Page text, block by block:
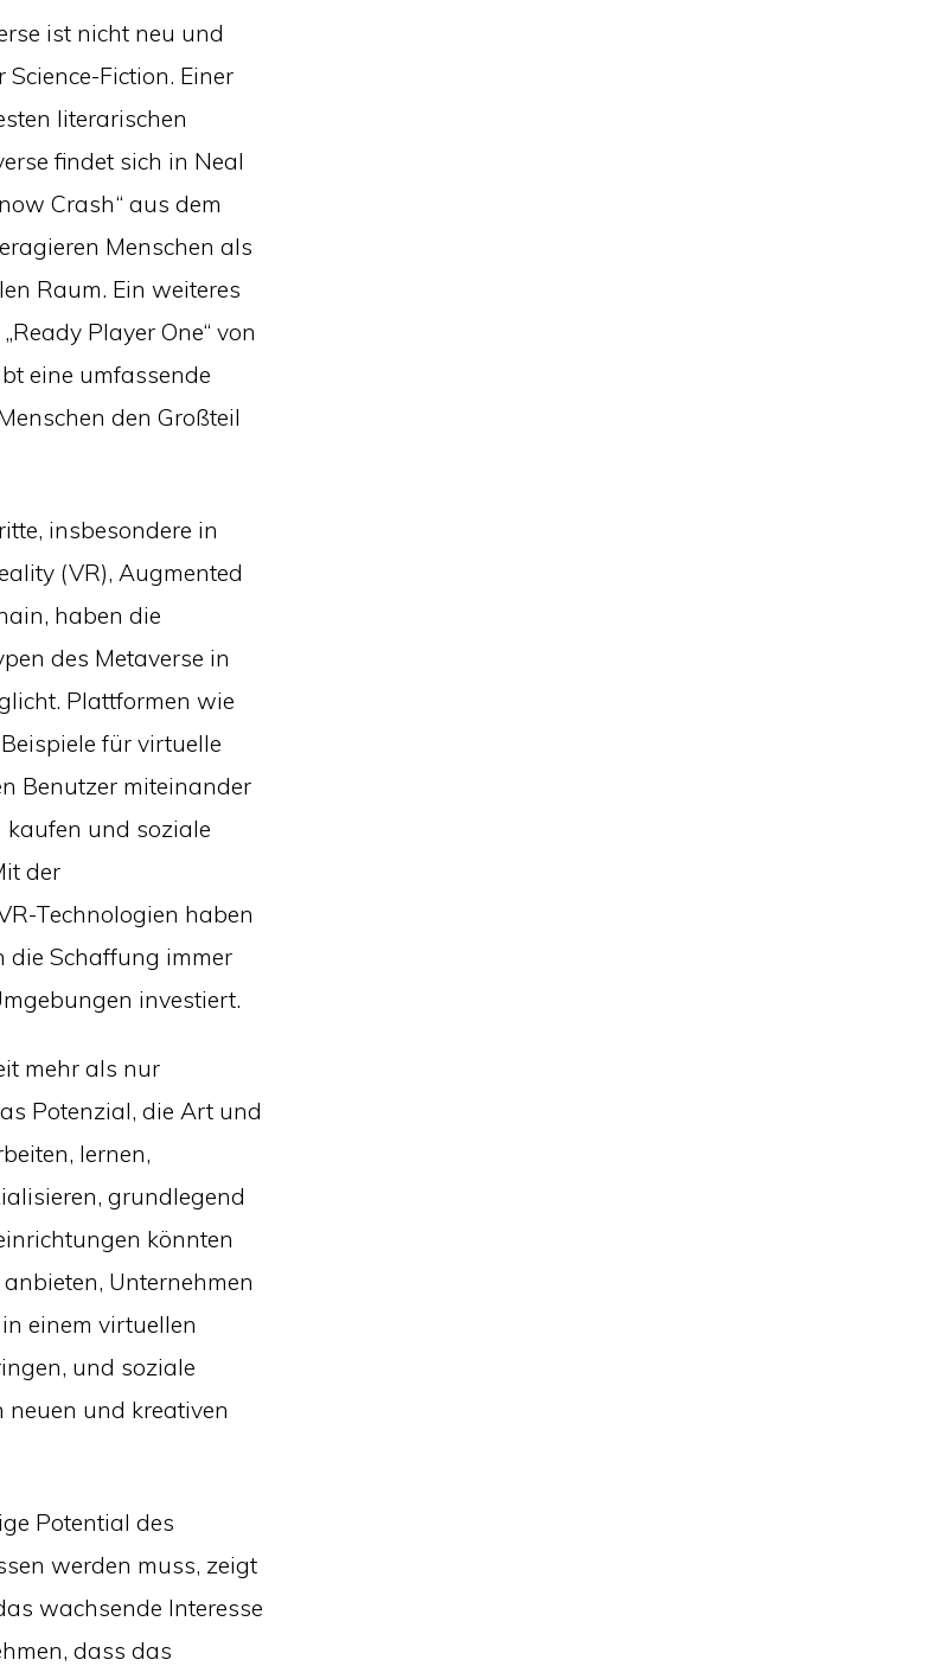
ist nicht neu und
Fiction. Einer
literarischen
findet sich in Neal
Crash“ aus dem
Menschen als
Raum. Ein weiteres
Player One“ von
eine umfassende
den Großteil
insbesondere in
(VR), Augmented
haben die
des Metaverse in
Plattformen wie
für virtuelle
Benutzer miteinander
kaufen und soziale
der
Technologien haben
die Schaffung immer
investiert.
mehr als nur
Potenzial, die Art und
lernen,
grundlegend
könnten
Unternehmen
einem virtuellen
und soziale
und kreativen
Potential des
werden muss, zeigt
wachsende Interesse
dass das